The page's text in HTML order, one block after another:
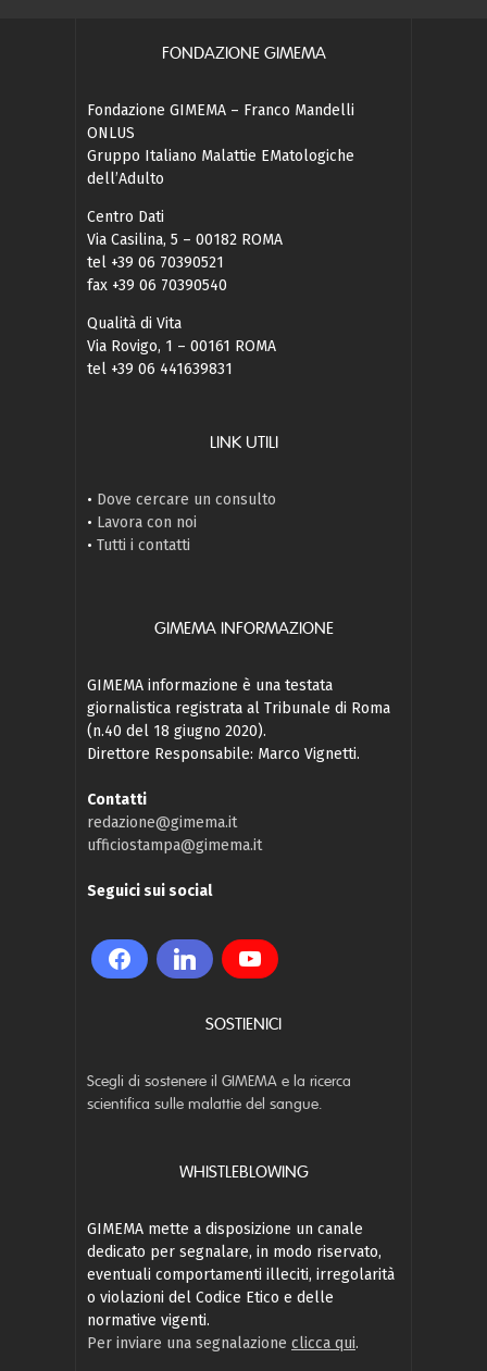
FONDAZIONE GIMEMA
Fondazione GIMEMA – Franco Mandelli
ONLUS
Gruppo Italiano Malattie EMatologiche
dell’Adulto
Centro Dati
Via Casilina, 5 – 00182 ROMA
tel +39 06 70390521
fax +39 06 70390540
Qualità di Vita
Via Rovigo, 1 – 00161 ROMA
tel +39 06 441639831
LINK UTILI
• Dove cercare un consulto
• Lavora con noi
• Tutti i contatti
GIMEMA INFORMAZIONE
GIMEMA informazione è una testata
giornalistica registrata al Tribunale di Roma
(n.40 del 18 giugno 2020).
Direttore Responsabile: Marco Vignetti.
Contatti
redazione@gimema.it
ufficiostampa@gimema.it
Seguici sui social
SOSTIENICI
Scegli di sostenere il GIMEMA e la ricerca
scientifica sulle malattie del sangue.
WHISTLEBLOWING
GIMEMA mette a disposizione un canale
dedicato per segnalare, in modo riservato,
eventuali comportamenti illeciti, irregolarità
o violazioni del Codice Etico e delle
normative vigenti.
Per inviare una segnalazione clicca qui.